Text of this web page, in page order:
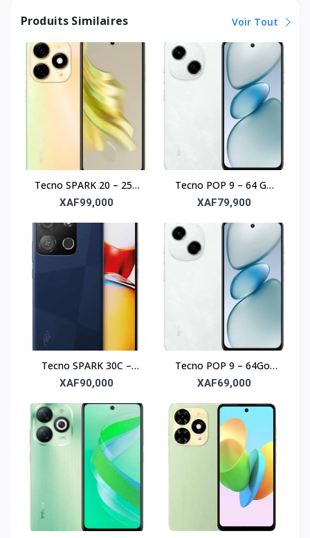
Produits Similaires Voir Tout
Tecno SPARK 20 – 256
Go, 8 Go RAM, écran
XAF99,000
Tecno POP 9 – 64 Go
de stockage, 3 Go de
XAF79,900
Tecno SPARK 30C –
128Go, RAM 4Go, écran
XAF90,000
Tecno POP 9 – 64Go,
RAM 3Go, écran 6.6’’
XAF69,000